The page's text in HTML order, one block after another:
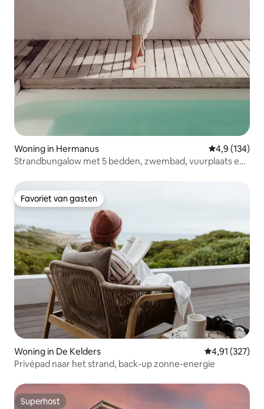
Woning in Hermanus Gemiddelde
4,9 (134)
Strandbungalow met 5 bedden, zwembad, vuurplaats en
Favoriet van gasten
Favoriet van gasten
Woning in De Kelders Gemiddelde
4,91 (327)
Privépad naar het strand, back-up zonne-energie
Superhost
Superhost